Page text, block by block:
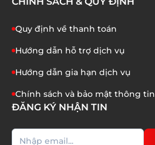
Quy định về thanh toán
Hướng dẫn hỗ trợ dịch vụ
Hướng dẫn gia hạn dịch vụ
Chính sách và bảo mật thông tin
ĐĂNG KÝ NHẬN TIN